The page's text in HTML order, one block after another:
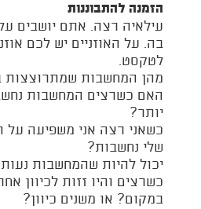
פרוייקטים נוספים
צרו איתנו קשר
ENGLISH SITE
הזמנה להתבוננות
עילאיה רצה. אתם יושבים
בה. על האוזניים יש לכם
לטקסט.
מהן המחשבות שמתרוצצות
האם כשרצים המחשבות
יותר?
כשאני רצה אני משפיעה על
שלי נחשבות?
יכול להיות שהמחשבות נעות
כשרצים והיו זזות לכיוון
במקום? או משנים כיוון?